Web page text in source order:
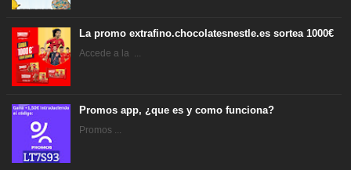
La promo extrafino.chocolatesnestle.es sortea 1000€
Accede a la ...
Promos app, ¿que es y como funciona?
Promos ...